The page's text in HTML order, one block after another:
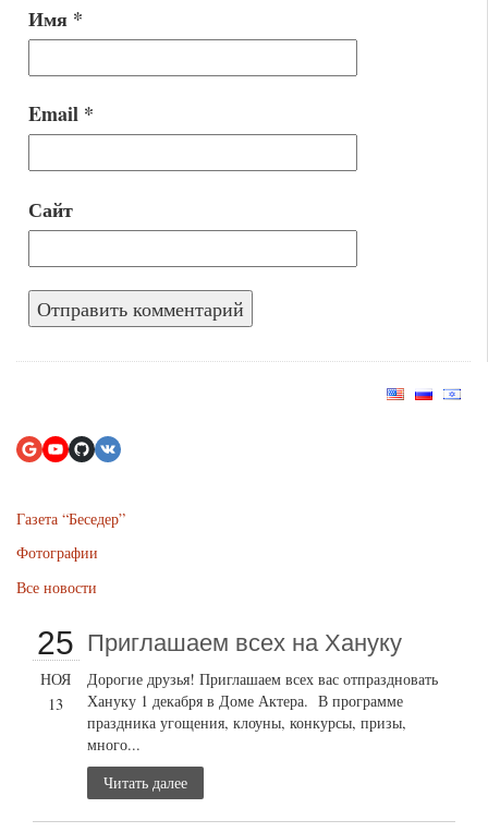
Имя *
Email *
Сайт
Газета “Беседер”
Фотографии
Все новости
25
НОЯ
13
Приглашаем всех на Хануку
Дорогие друзья! Приглашаем всех вас отпраздновать
Хануку 1 декабря в Доме Актера. В программе
праздника угощения, клоуны, конкурсы, призы,
много...
Читать далее